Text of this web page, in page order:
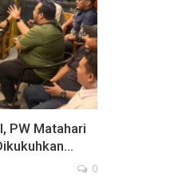
PW Matahari
0